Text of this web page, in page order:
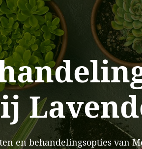
en behandelingsopties van